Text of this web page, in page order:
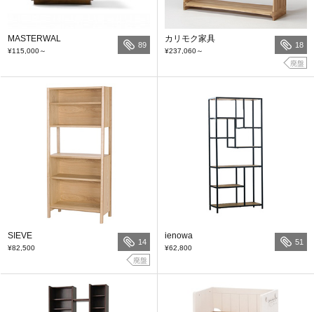
MASTERWAL
¥115,000～
89
カリモク家具
¥237,060～
18
廃盤
SIEVE
¥82,500
14
廃盤
ienowa
¥62,800
51